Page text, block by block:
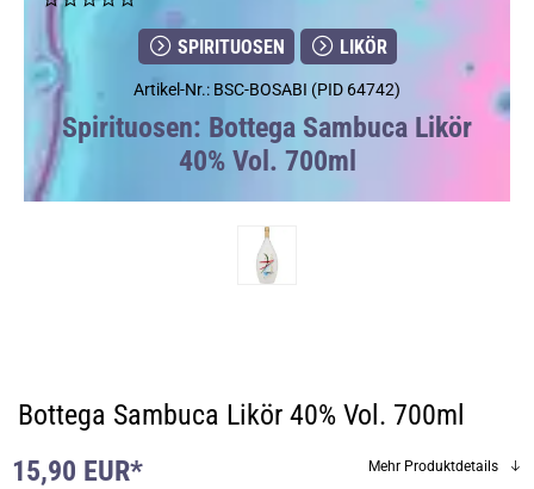
SPIRITUOSEN LIKÖR
Artikel-Nr.: BSC-BOSABI (PID 64742)
Spirituosen: Bottega Sambuca Likör
40% Vol. 700ml
Bottega Sambuca Likör 40% Vol. 700ml
15,90 EUR*
Mehr Produktdetails